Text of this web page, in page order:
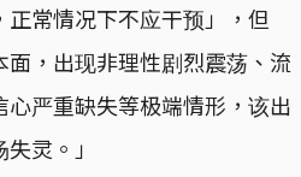
常情况下不应干预」，但
面，出现非理性剧烈震荡、流
严重缺失等极端情形，该出
灵。」